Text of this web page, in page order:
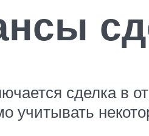
сделка в
учитывать